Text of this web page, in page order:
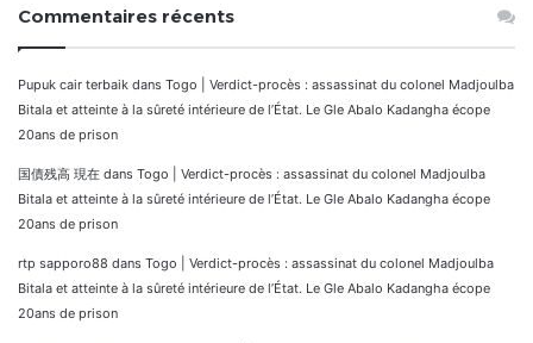
Commentaires récents
Pupuk cair terbaik dans Togo | Verdict-procès : assassinat du colonel Madjoulba
Bitala et atteinte à la sûreté intérieure de l’État. Le Gle Abalo Kadangha écope
20ans de prison
国債残高 現在 dans Togo | Verdict-procès : assassinat du colonel Madjoulba
Bitala et atteinte à la sûreté intérieure de l’État. Le Gle Abalo Kadangha écope
20ans de prison
rtp sapporo88 dans Togo | Verdict-procès : assassinat du colonel Madjoulba
Bitala et atteinte à la sûreté intérieure de l’État. Le Gle Abalo Kadangha écope
20ans de prison